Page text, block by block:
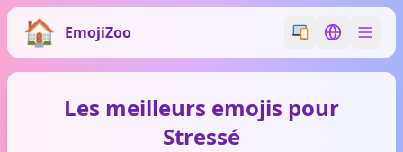
EmojiZoo Switch emoji
Switch
Les meilleurs emojis pour
Stressé